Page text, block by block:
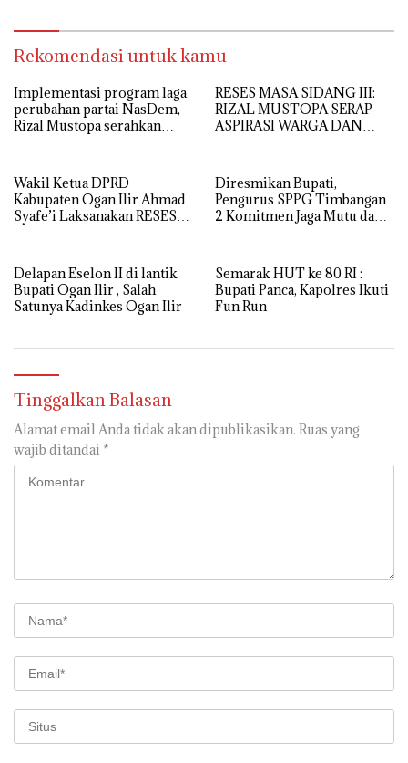
Rekomendasi untuk kamu
Implementasi program laga
perubahan partai NasDem,
Rizal Mustopa serahkan
RESES MASA SIDANG III:
RIZAL MUSTOPA SERAP
ASPIRASI WARGA DAN
HUDA
Wakil Ketua DPRD
Kabupaten Ogan Ilir Ahmad
Syafe’i Laksanakan RESES
Langsung Aspirasi
Masyarakat
Diresmikan Bupati,
Pengurus SPPG Timbangan
2 Komitmen Jaga Mutu dan
Delapan Eselon II di lantik
Bupati Ogan Ilir , Salah
Satunya Kadinkes Ogan Ilir
Semarak HUT ke 80 RI :
Bupati Panca, Kapolres Ikuti
Fun Run
Tinggalkan Balasan
Alamat email Anda tidak akan dipublikasikan. Ruas yang
wajib ditandai *